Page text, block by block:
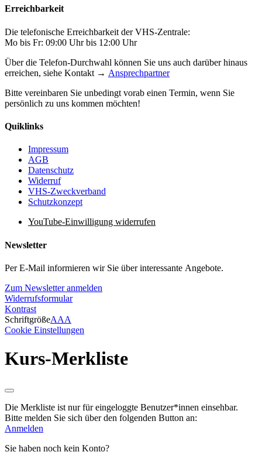
Erreichbarkeit
Die telefonische Erreichbarkeit der VHS-Zentrale:
Mo bis Fr: 09:00 Uhr bis 12:00 Uhr
Über die Telefon-Durchwahl können Sie uns auch darüber hinaus
erreichen, siehe Kontakt → Ansprechpartner
Bitte vereinbaren Sie unbedingt vorab einen Termin, wenn Sie
persönlich zu uns kommen möchten!
Quiklinks
Impressum
AGB
Datenschutz
Widerruf
VHS-Zweckverband
Schutzkonzept
YouTube-Einwilligung widerrufen
Newsletter
Per E-Mail informieren wir Sie über interessante Angebote.
Zum Newsletter anmelden
Widerrufsformular
Kontrast
SchriftgrößeAAA
Cookie Einstellungen
Kurs-Merkliste
Die Merkliste ist nur für eingeloggte Benutzer*innen einsehbar.
Bitte melden Sie sich über den folgenden Button an:
Anmelden
Sie haben noch kein Konto?